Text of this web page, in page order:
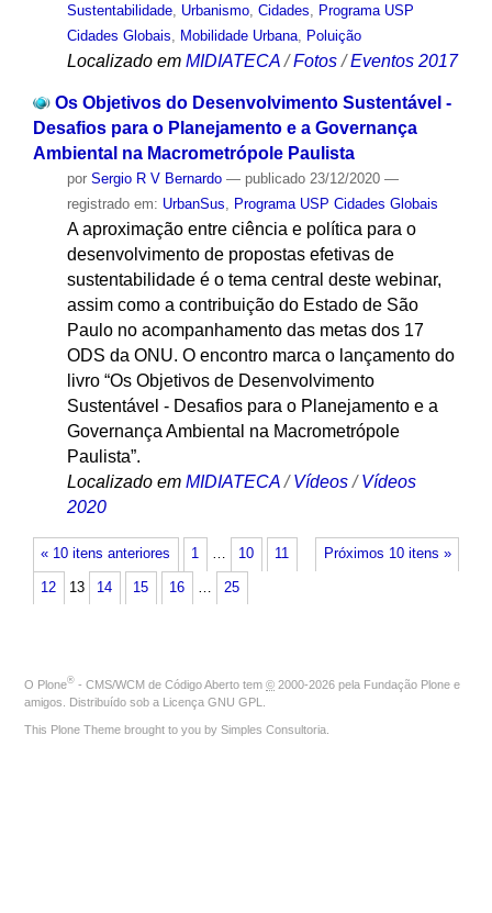
Sustentabilidade, Urbanismo, Cidades
Programa USP
Cidades Globais
Mobilidade Urbana, Poluição
Localizado em MIDIATECA /Fotos /Eventos 2017
Os Objetivos do Desenvolvimento Sustentável -
Desafios para o Planejamento e a Governança
Ambiental na Macrometrópole Paulista
por Sergio R V Bernardo — publicado23/12/2020 —
registrado em: UrbanSus, Programa USP Cidades Globais
A aproximação entre ciência e política para o
desenvolvimento de propostas efetivas de
sustentabilidade é o tema central deste webinar,
assim como a contribuição do Estado de São
Paulo no acompanhamento das metas dos 17
ODS da ONU. O encontro marca o lançamento do
livro “Os Objetivos de Desenvolvimento
Sustentável - Desafios para o Planejamento e a
Governança Ambiental na Macrometrópole
Paulista”.
Localizado em MIDIATECA /Vídeos /Vídeos
2020
« 10 itens anteriores Próximos 10 itens »
1 … 10 11
12 13 14 15 16 … 25
O Plone® - CMS/WCM de Código Aberto tem © 2000-2026 pela Fundação Plone e
amigos. Distribuído sob a Licença GNU GPL
This Plone Theme brought to you by Simples Consultoria